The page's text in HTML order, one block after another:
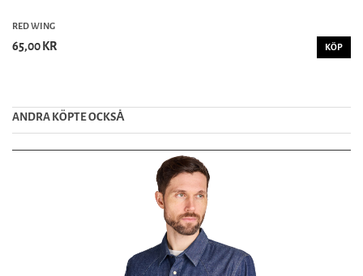
RED WING
65,00 KR KÖP
ANDRA KÖPTE OCKSȦ